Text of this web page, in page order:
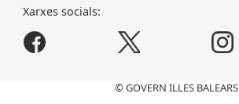
Xarxes socials:
© GOVERN ILLES BALEARS